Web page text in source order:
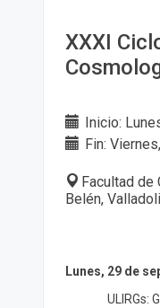
XXXI
Inicio:
Fin:
Facultad
Belén,
Lunes, 29 de
ULIRGs: